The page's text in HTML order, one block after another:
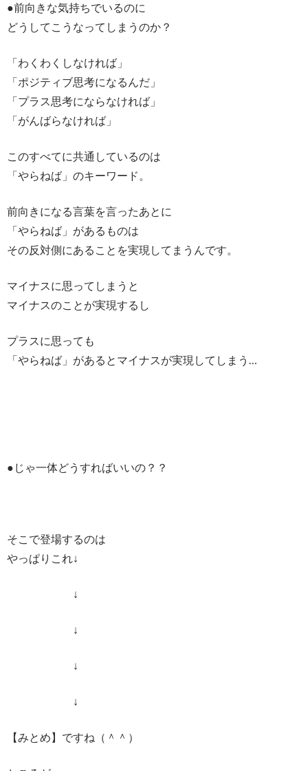
●前向きな気持ちでいるのに
どうしてこうなってしまうのか？
「わくわくしなければ」
「ポジティブ思考になるんだ」
「プラス思考にならなければ」
「がんばらなければ」
このすべてに共通しているのは
「やらねば」のキーワード。
前向きになる言葉を言ったあとに
「やらねば」があるものは
その反対側にあることを実現してまうんです。
マイナスに思ってしまうと
マイナスのことが実現するし
プラスに思っても
「やらねば」があるとマイナスが実現してしまう…
●じゃ一体どうすればいいの？？
そこで登場するのは
やっぱりこれ↓
↓
↓
↓
↓
【みとめ】ですね（＾＾）